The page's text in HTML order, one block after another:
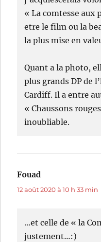
« La comtesse aux
etre le film ou la
la plus mise en
Quant a la photo,
plus grands DP de
Cardiff. Il a entre
« Chaussons
inoubliable.
Fouad
12 août 2020 à 10 h 33 min
…et celle de « la
justement…:)